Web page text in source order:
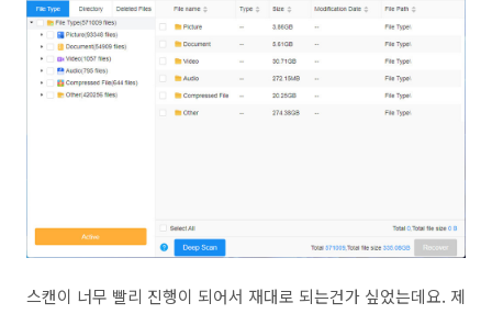
스캔이 너무 빨리 진행이 되어서 재대로 되는건가 싶었는데요. 제